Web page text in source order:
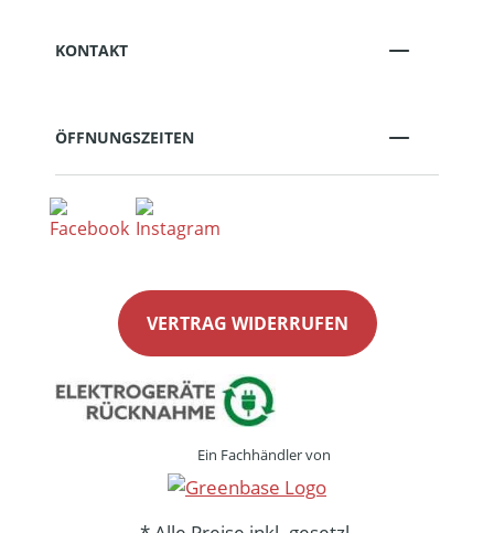
KONTAKT
ÖFFNUNGSZEITEN
VERTRAG WIDERRUFEN
Ein Fachhändler von